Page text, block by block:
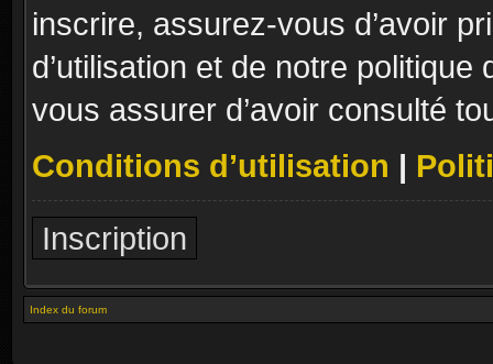
inscrire, assurez-vous d’avoir
d’utilisation et de notre
vous assurer d’avoir consulté
Conditions d’utilisation |
Inscription
Index du forum